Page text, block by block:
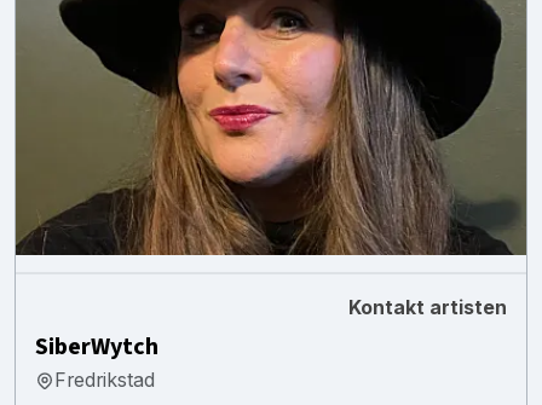
Kontakt artisten
SiberWytch
Fredrikstad